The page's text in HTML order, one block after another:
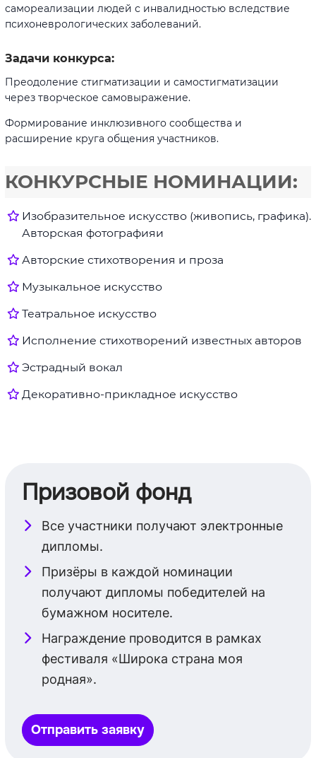
самореализации людей с инвалидностью вследствие
психоневрологических заболеваний.
Задачи конкурса:
Преодоление стигматизации и самостигматизации
через творческое самовыражение.
Формирование инклюзивного сообщества и
расширение круга общения участников.
КОНКУРСНЫЕ НОМИНАЦИИ:
Изобразительное искусство (живопись, графика).
Авторская фотографияи
Авторские стихотворения и проза
Музыкальное искусство
Театральное искусство
Исполнение стихотворений известных авторов
Эстрадный вокал
Декоративно-прикладное искусство
Призовой фонд
Все участники получают электронные
дипломы.
Призёры в каждой номинации
получают дипломы победителей на
бумажном носителе.
Награждение проводится в рамках
фестиваля «Широка страна моя
родная».
Отправить заявку